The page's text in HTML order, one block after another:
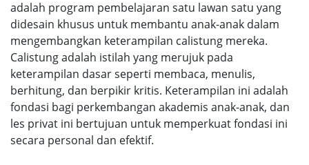
adalah program pembelajaran satu lawan satu yang
didesain khusus untuk membantu anak-anak dalam
mengembangkan keterampilan calistung mereka.
Calistung adalah istilah yang merujuk pada
keterampilan dasar seperti membaca, menulis,
berhitung, dan berpikir kritis. Keterampilan ini adalah
fondasi bagi perkembangan akademis anak-anak, dan
les privat ini bertujuan untuk memperkuat fondasi ini
secara personal dan efektif.